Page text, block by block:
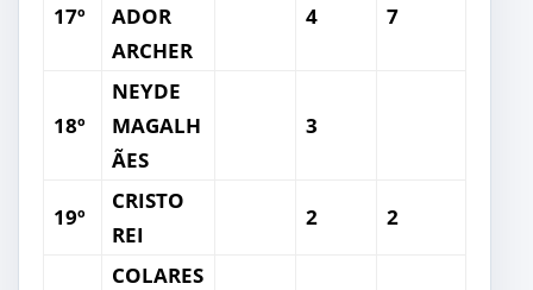
17º
ADOR
ARCHER
4 7
18º
NEYDE
MAGALH
ÃES
3
19º
CRISTO
REI
2 2
COLARES